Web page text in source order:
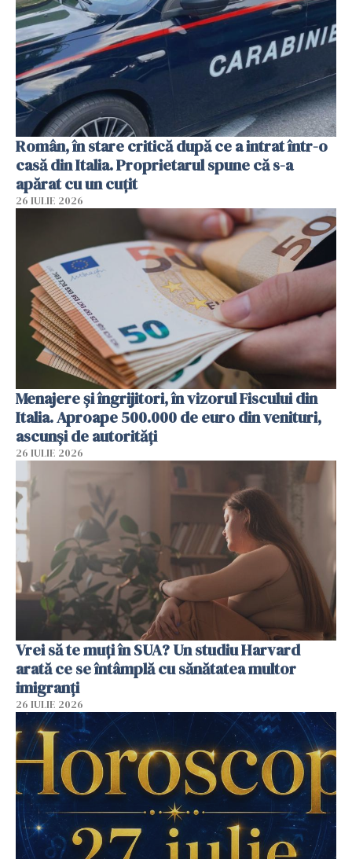
Român, în stare critică după ce a intrat într-o
casă din Italia. Proprietarul spune că s-a
apărat cu un cuțit
26 IULIE 2026
Menajere și îngrijitori, în vizorul Fiscului din
Italia. Aproape 500.000 de euro din venituri,
ascunși de autorități
26 IULIE 2026
Vrei să te muți în SUA? Un studiu Harvard
arată ce se întâmplă cu sănătatea multor
imigranți
26 IULIE 2026